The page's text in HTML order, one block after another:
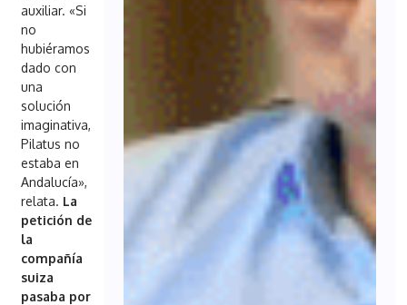
auxiliar. «Si
no
hubiéramos
dado con
una
solución
imaginativa,
Pilatus no
estaba en
Andalucía»,
relata. La
petición de
la
compañía
suiza
pasaba por